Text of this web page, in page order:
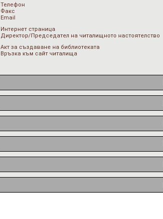
Телефон
Факс
Email
Интернет страница
Директор/Председател на читалищното настоятелство
Акт за създаване на библиотеката
Връзка към сайт читалища